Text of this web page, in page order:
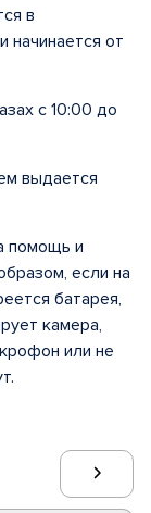
в
начинается от
с 10:00 до
выдается
помощь и
если на
батарея,
камера,
или не